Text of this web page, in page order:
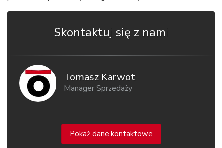
Skontaktuj się z nami
Tomasz Karwot
Manager Sprzedaży
Pokaż dane kontaktowe